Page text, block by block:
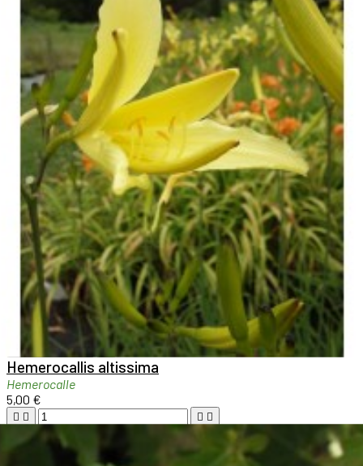
Aperçu rapide 
Hemerocallis altissima
Hemerocalle
5,00 €
   
Ajouter au panier